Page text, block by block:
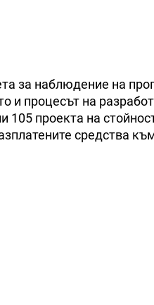
за наблюдение на
и процесът на
105 проекта на
средства